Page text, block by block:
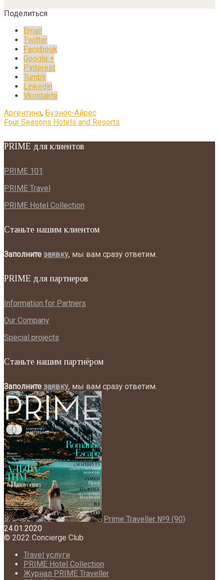
Поделиться
Email
Twitter
Facebook
Google +
Pinterest
Tumblr
Linkedin
Vkontakte
Аргентина, Буэнос-Айрес
Four Seasons Hotels and Resorts
PRIME для клиентов
PRIME 101
PRIME Travel
PRIME Hotel Collection
Станьте нашим клиентом
Заполните заявку, мы вам сразу ответим.
PRIME для партнеров
Information for Partners
Our Company
Special projects
Станьте нашим партнёром
Заполните заявку, мы вам сразу ответим.
Prime Traveller №9 (90)
24.01.2020
© 2022 Concierge Club
Travel услуги
PRIME Hotel Collection
Журнал PRIME Traveller